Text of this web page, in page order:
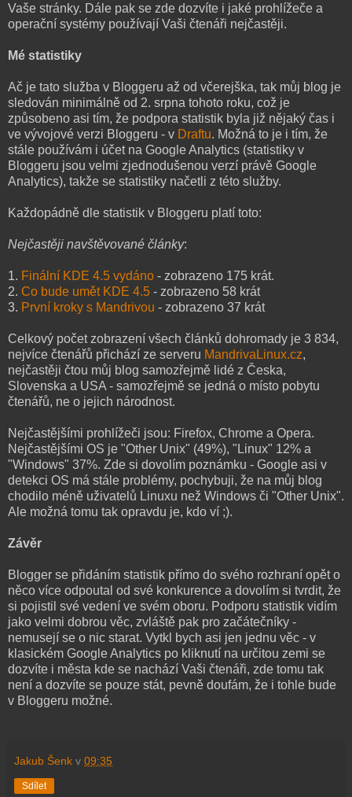
Vaše stránky. Dále pak se zde dozvíte i jaké prohlížeče a
operační systémy používají Vaši čtenáři nejčastěji.
Mé statistiky
Ač je tato služba v Bloggeru až od včerejška, tak můj blog je
sledován minimálně od 2. srpna tohoto roku, což je
způsobeno asi tím, že podpora statistik byla již nějaký čas i
ve vývojové verzi Bloggeru - v Draftu. Možná to je i tím, že
stále používám i účet na Google Analytics (statistiky v
Bloggeru jsou velmi zjednodušenou verzí právě Google
Analytics), takže se statistiky načetli z této služby.
Každopádně dle statistik v Bloggeru platí toto:
Nejčastěji navštěvované články:
1. Finální KDE 4.5 vydáno - zobrazeno 175 krát.
2. Co bude umět KDE 4.5 - zobrazeno 58 krát
3. První kroky s Mandrivou - zobrazeno 37 krát
Celkový počet zobrazení všech článků dohromady je 3 834,
nejvíce čtenářů přichází ze serveru MandrivaLinux.cz,
nejčastěji čtou můj blog samozřejmě lidé z Česka,
Slovenska a USA - samozřejmě se jedná o místo pobytu
čtenářů, ne o jejich národnost.
Nejčastějšími prohlížeči jsou: Firefox, Chrome a Opera.
Nejčastějšími OS je "Other Unix" (49%), "Linux" 12% a
"Windows" 37%. Zde si dovolím poznámku - Google asi v
detekci OS má stále problémy, pochybuji, že na můj blog
chodilo méně uživatelů Linuxu než Windows či "Other Unix".
Ale možná tomu tak opravdu je, kdo ví ;).
Závěr
Blogger se přidáním statistik přímo do svého rozhraní opět o
něco více odpoutal od své konkurence a dovolím si tvrdit, že
si pojistil své vedení ve svém oboru. Podporu statistik vidím
jako velmi dobrou věc, zvláště pak pro začátečníky -
nemusejí se o nic starat. Vytkl bych asi jen jednu věc - v
klasickém Google Analytics po kliknutí na určitou zemi se
dozvíte i města kde se nachází Vaši čtenáři, zde tomu tak
není a dozvíte se pouze stát, pevně doufám, že i tohle bude
v Bloggeru možné.
Jakub Šenk v 09:35
Sdílet